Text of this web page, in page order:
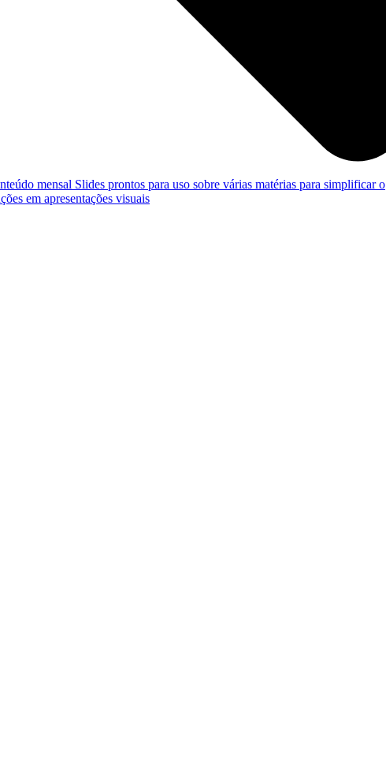
mensal Slides prontos para uso sobre várias matérias para simplificar o
em apresentações visuais